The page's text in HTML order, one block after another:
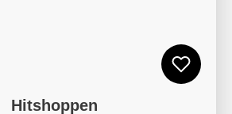
Hitshoppen